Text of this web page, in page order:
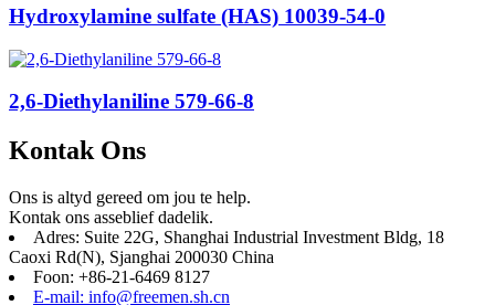
Hydroxylamine sulfate (HAS) 10039-54-0
2,6-Diethylaniline 579-66-8
Kontak Ons
Ons is altyd gereed om jou te help.
Kontak ons ​​asseblief dadelik.
Adres: Suite 22G, Shanghai Industrial Investment Bldg, 18
Caoxi Rd(N), Sjanghai 200030 China
Foon: +86-21-6469 8127
E-mail: info@freemen.sh.cn